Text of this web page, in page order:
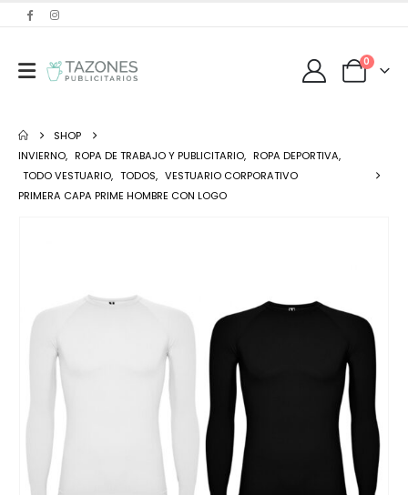
0
SHOP
INVIERNO, ROPA DE TRABAJO Y PUBLICITARIO, ROPA DEPORTIVA,
TODO VESTUARIO, TODOS, VESTUARIO CORPORATIVO
PRIMERA CAPA PRIME HOMBRE CON LOGO